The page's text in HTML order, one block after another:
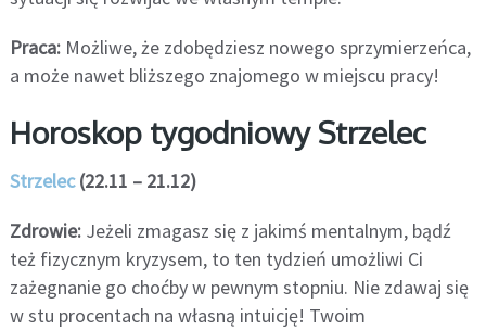
Praca:Możliwe, że zdobędziesz nowego sprzymierzeńca,
a może nawet bliższego znajomego w miejscu pracy!
Horoskop tygodniowy Strzelec
Strzelec(22.11 – 21.12)
Zdrowie:Jeżeli zmagasz się z jakimś mentalnym, bądź
też fizycznym kryzysem, to ten tydzień umożliwi Ci
zażegnanie go choćby w pewnym stopniu. Nie zdawaj się
w stu procentach na własną intuicję! Twoim